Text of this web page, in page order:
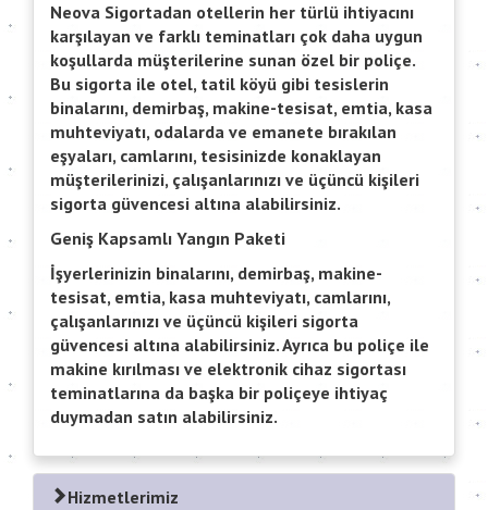
Neova Sigortadan otellerin her türlü ihtiyacını
karşılayan ve farklı teminatları çok daha uygun
koşullarda müşterilerine sunan özel bir poliçe.
Bu sigorta ile otel, tatil köyü gibi tesislerin
binalarını, demirbaş, makine-tesisat, emtia, kasa
muhteviyatı, odalarda ve emanete bırakılan
eşyaları, camlarını, tesisinizde konaklayan
müşterilerinizi, çalışanlarınızı ve üçüncü kişileri
sigorta güvencesi altına alabilirsiniz.
Geniş Kapsamlı Yangın Paketi
İşyerlerinizin binalarını, demirbaş, makine-
tesisat, emtia, kasa muhteviyatı, camlarını,
çalışanlarınızı ve üçüncü kişileri sigorta
güvencesi altına alabilirsiniz. Ayrıca bu poliçe ile
makine kırılması ve elektronik cihaz sigortası
teminatlarına da başka bir poliçeye ihtiyaç
duymadan satın alabilirsiniz.
Hizmetlerimiz